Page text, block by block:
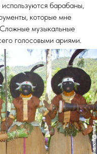
барабаны,
которые мне
музыкальные
голосовыми ариями.